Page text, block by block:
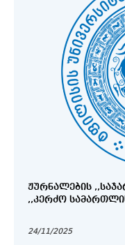
ᲟᲣᲠᲜᲐᲚᲔᲑᲘᲡ
,,ᲙᲔᲠᲫᲝ
24/11/2025